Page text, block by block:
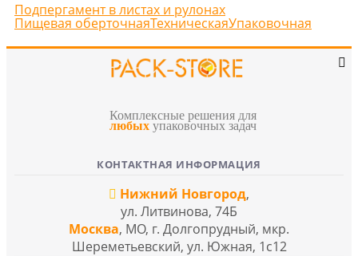
Подпергамент в листах и рулонах
Пищевая оберточнаяТехническаяУпаковочная
Комплексные решения для
любых упаковочных задач
КОНТАКТНАЯ ИНФОРМАЦИЯ
Нижний Новгород,
ул. Литвинова, 74Б
Москва, МО, г. Долгопрудный, мкр.
Шереметьевский, ул. Южная, 1с12